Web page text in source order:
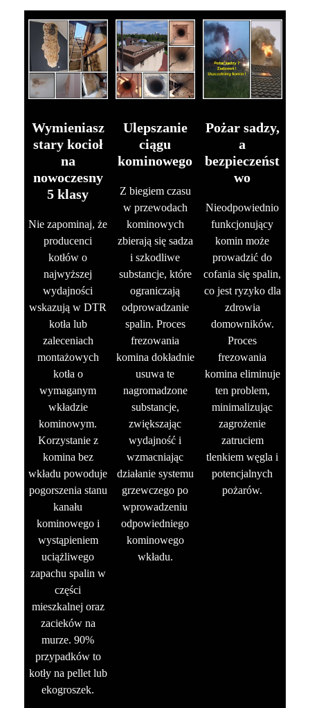
Wymieniasz
stary kocioł
na
nowoczesny
5 klasy
Nie zapominaj, że
producenci
kotłów o
najwyższej
wydajności
wskazują w DTR
kotła lub
zaleceniach
montażowych
kotła o
wymaganym
wkładzie
kominowym.
Korzystanie z
komina bez
wkładu powoduje
pogorszenia stanu
kanału
kominowego i
wystąpieniem
uciążliwego
zapachu spalin w
części
mieszkalnej oraz
zacieków na
murze. 90%
przypadków to
kotły na pellet lub
ekogroszek.
Ulepszanie
ciągu
kominowego
Z biegiem czasu
w przewodach
kominowych
zbierają się sadza
i szkodliwe
substancje, które
ograniczają
odprowadzanie
spalin. Proces
frezowania
komina dokładnie
usuwa te
nagromadzone
substancje,
zwiększając
wydajność i
wzmacniając
działanie systemu
grzewczego po
wprowadzeniu
odpowiedniego
kominowego
wkładu.
Pożar sadzy,
a
bezpieczeńst
wo
Nieodpowiednio
funkcjonujący
komin może
prowadzić do
cofania się spalin,
co jest ryzyko dla
zdrowia
domowników.
Proces
frezowania
komina eliminuje
ten problem,
minimalizując
zagrożenie
zatruciem
tlenkiem węgla i
potencjalnych
pożarów.